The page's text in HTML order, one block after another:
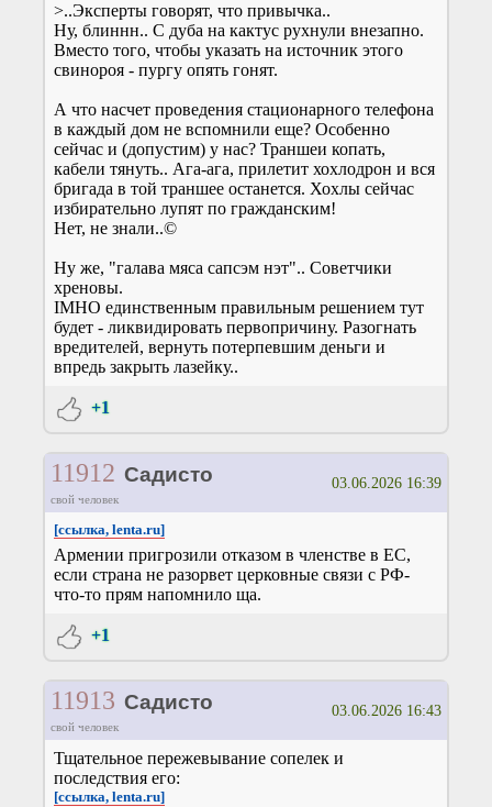
>..Эксперты говорят, что привычка..
Ну, блиннн.. С дуба на кактус рухнули внезапно.
Вместо того, чтобы указать на источник этого
свинороя - пургу опять гонят.
А что насчет проведения стационарного телефона
в каждый дом не вспомнили еще? Особенно
сейчас и (допустим) у нас? Траншеи копать,
кабели тянуть.. Ага-ага, прилетит хохлодрон и вся
бригада в той траншее останется. Хохлы сейчас
избирательно лупят по гражданским!
Нет, не знали..©
Ну же, "галава мяса сапсэм нэт".. Советчики
хреновы.
IMHO единственным правильным решением тут
будет - ликвидировать первопричину. Разогнать
вредителей, вернуть потерпевшим деньги и
впредь закрыть лазейку..
+1
11912 Садисто
свой человек
03.06.2026 16:39
[ссылка, lenta.ru]
Армении пригрозили отказом в членстве в ЕС,
если страна не разорвет церковные связи с РФ-
что-то прям напомнило ща.
+1
11913 Садисто
свой человек
03.06.2026 16:43
Тщательное пережевывание сопелек и
последствия его:
[ссылка, lenta.ru]